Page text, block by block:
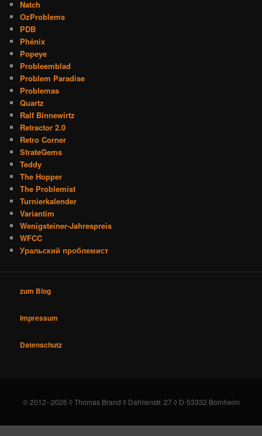
Natch
OzProblems
PDB
Phénix
Popeye
Probleemblad
Problem Paradise
Problemas
Quartz
Ralf Binnewirtz
Retractor 2.0
Retro Corner
StrateGems
Teddy
The Hopper
The Problemist
Turnierkalender
Variantim
Wenigsteiner-Jahrespreis
WFCC
Уральский проблемист
zum Blog
Impressum
Datenschutz
© 2012--2026 ◊ Thomas Brand ◊ Dahlienstr. 27 ◊ D-53332 Bornheim